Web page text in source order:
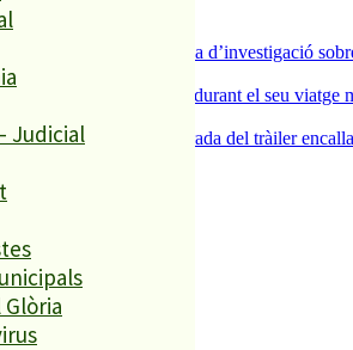
Judicial
Glòria
DE SETMANA
guanya la primera beca d’investigació
fa parada a Palafolls durant el seu viatge
Jardí després de la retirada del tràiler
DE SETMANA